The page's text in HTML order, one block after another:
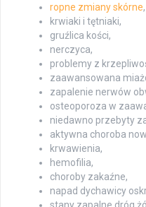
ropne zmiany skórne,
krwiaki i tętniaki,
gruźlica kości,
nerczyca,
problemy z
zaawansowana
zapalenie nerwów
osteoporoza w
niedawno przebyty
aktywna choroba
krwawienia,
hemofilia,
choroby zakaźne,
napad dychawicy
stany zapalne dróg